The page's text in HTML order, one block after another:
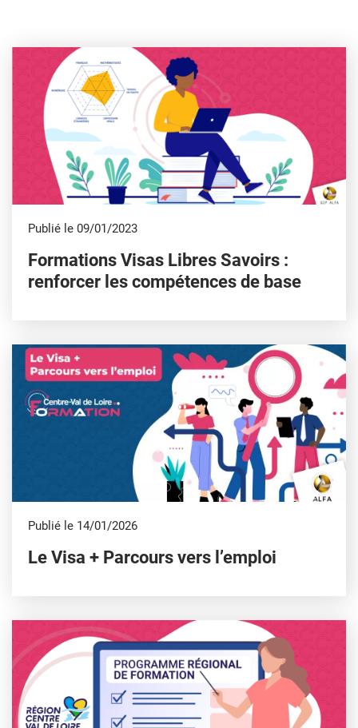
Publié le 09/01/2023
Formations Visas Libres Savoirs :
renforcer les compétences de base
Publié le 14/01/2026
Le Visa + Parcours vers l’emploi